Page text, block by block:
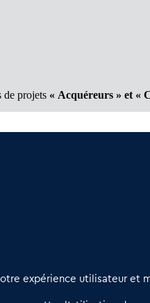
de projets « Acquéreurs » et «
expérience utilisateur et